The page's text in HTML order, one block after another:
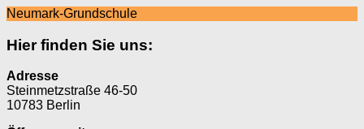
Neumark-Grundschule
Hier finden Sie uns:
Adresse
Steinmetzstraße 46-50
10783 Berlin